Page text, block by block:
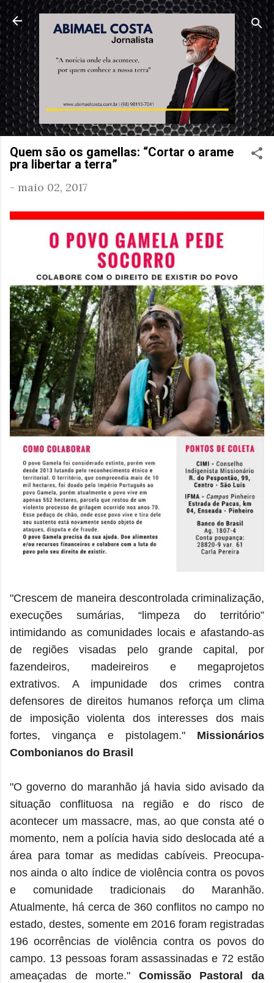
Pular para o conteúdo principal
Quem são os gamellas: “Cortar o arame
pra libertar a terra”
- maio 02, 2017
"Crescem de maneira descontrolada criminalização,
execuções sumárias, “limpeza do território”
intimidando as comunidades locais e afastando-as
de regiões visadas pelo grande capital, por
fazendeiros, madeireiros e megaprojetos
extrativos. A impunidade dos crimes contra
defensores de direitos humanos reforça um clima
de imposição violenta dos interesses dos mais
fortes, vingança e pistolagem." Missionários
Combonianos do Brasil
"O governo do maranhão já havia sido avisado da
situação conflituosa na região e do risco de
acontecer um massacre, mas, ao que consta até o
momento, nem a polícia havia sido deslocada até a
área para tomar as medidas cabíveis. Preocupa-
nos ainda o alto índice de violência contra os povos
e comunidade tradicionais do Maranhão.
Atualmente, há cerca de 360 conflitos no campo no
estado, destes, somente em 2016 foram registradas
196 ocorrências de violência contra os povos do
campo. 13 pessoas foram assassinadas e 72 estão
ameaçadas de morte." Comissão Pastoral da